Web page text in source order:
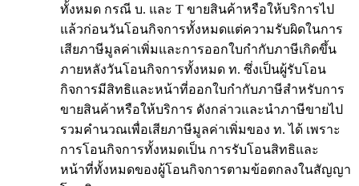
ทั้งหมด กรณี บ. และ T ขายสินค้าหรือให้บริการไป
แล้วก่อนวันโอนกิจการทั้งหมดแต่ความรับผิดในการ
เสียภาษีมูลค่าเพิ่มและการออกใบกำกับภาษีเกิดขึ้น
ภายหลังวันโอนกิจการทั้งหมด ท. ซึ่งเป็นผู้รับโอน
กิจการมีสิทธิและหน้าที่ออกใบกำกับภาษีสำหรับการ
ขายสินค้าหรือให้บริการ ดังกล่าวและนำภาษีขายไป
รวมคำนวณเพื่อเสียภาษีมูลค่าเพิ่มของ ท. ได้ เพราะ
การโอนกิจการทั้งหมดเป็น การรับโอนสิทธิและ
หน้าที่ทั้งหมดของผู้โอนกิจการตามข้อตกลงในสัญญา